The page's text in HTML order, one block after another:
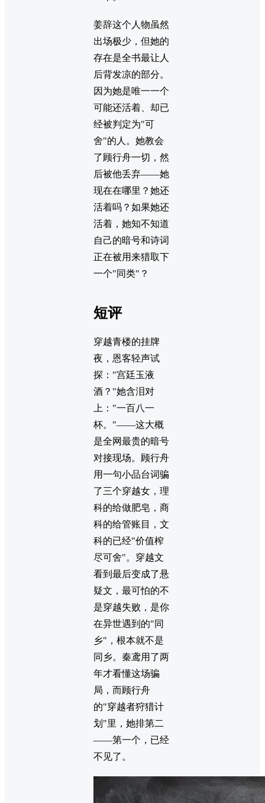
姜辞这个人物虽然
出场极少，但她的
存在是全书最让人
后背发凉的部分。
因为她是唯一一个
可能还活着、却已
经被判定为"可
舍"的人。她教会
了顾行舟一切，然
后被他丢弃——她
现在在哪里？她还
活着吗？如果她还
活着，她知不知道
自己的暗号和诗词
正在被用来猎取下
一个"同类"？
短评
穿越青楼的挂牌
夜，恩客轻声试
探："宫廷玉液
酒？"她含泪对
上："一百八一
杯。"——这大概
是全网最贵的暗号
对接现场。顾行舟
用一句小品台词骗
了三个穿越女，理
科的给做肥皂，商
科的给管账目，文
科的已经"价值榨
尽可舍"。穿越文
看到最后变成了悬
疑文，最可怕的不
是穿越失败，是你
在异世遇到的"同
乡"，根本就不是
同乡。秦鸢用了两
年才看懂这场骗
局，而顾行舟
的"穿越者狩猎计
划"里，她排第二
——第一个，已经
不见了。